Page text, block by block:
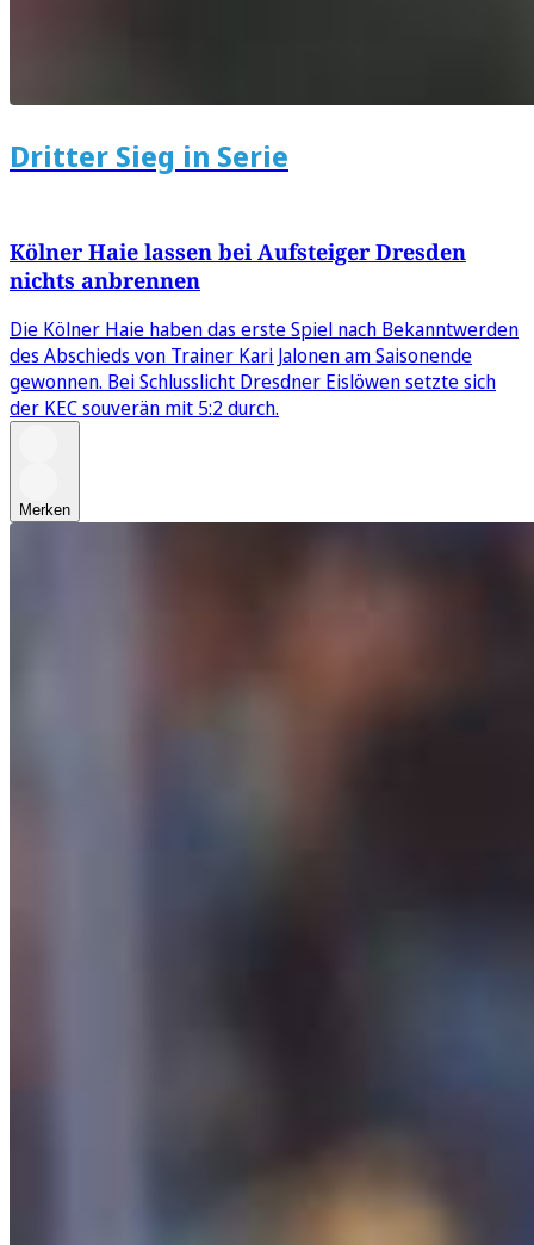
Dritter Sieg in Serie
Kölner Haie lassen bei Aufsteiger Dresden
nichts anbrennen
Die Kölner Haie haben das erste Spiel nach Bekanntwerden
des Abschieds von Trainer Kari Jalonen am Saisonende
gewonnen. Bei Schlusslicht Dresdner Eislöwen setzte sich
der KEC souverän mit 5:2 durch.
Merken